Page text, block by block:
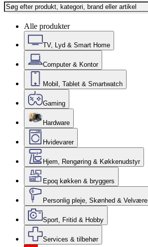
Alle produkter
TV, Lyd & Smart Home
Computer & Kontor
Mobil, Tablet & Smartwatch
Gaming
Hardware
Hvidevarer
Hjem, Rengøring & Køkkenudstyr
Epoq køkken & bryggers
Personlig pleje, Skønhed & Velvære
Sport, Fritid & Hobby
Services & tilbehør